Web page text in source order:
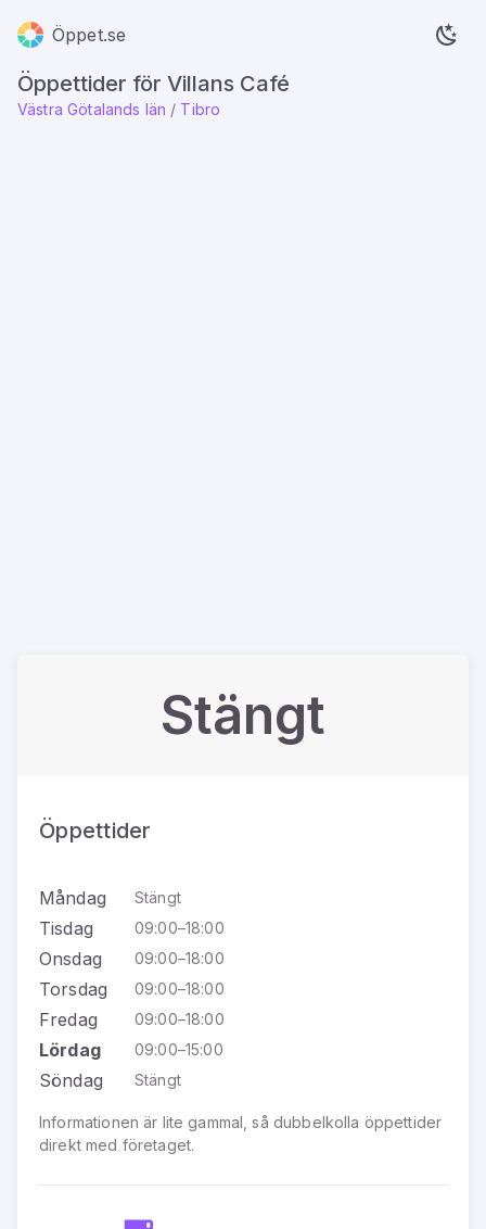
Öppet.se
Öppettider för Villans Café
Västra Götalands län / Tibro
Stängt
Öppettider
Måndag Stängt
Tisdag 09:00–18:00
Onsdag 09:00–18:00
Torsdag 09:00–18:00
Fredag 09:00–18:00
Lördag 09:00–15:00
Söndag Stängt
Informationen är lite gammal, så dubbelkolla öppettider
direkt med företaget.